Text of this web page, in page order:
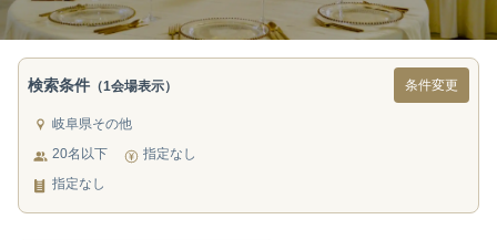
検索条件 （1会場表示） 条件変更
岐阜県その他
20名以下
指定なし
指定なし